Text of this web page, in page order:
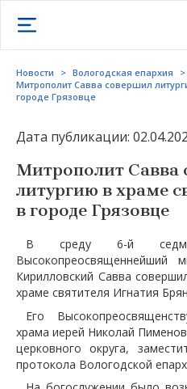
Открыть меню
Новости > Вологодская епархия >
Митрополит Савва совершил
городе Грязовце
Дата публикации:
Митрополит Савва
литургию в храме
в городе Грязовце
В среду 6-й
Высокопреосвященнейший
Кирилловский Савва
храме святителя Игнатия
Его
храма иерей Николай
церковного округа,
протокола Вологодской